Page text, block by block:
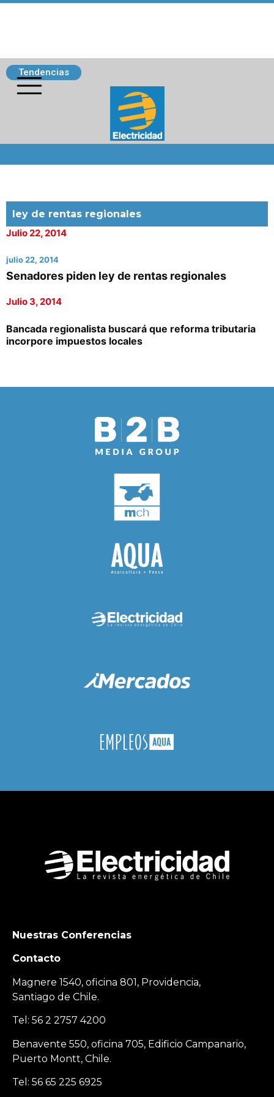
Tendencias
ley de rentas regionales
Julio 22, 2014
julio 22, 2014
Senadores piden ley de rentas regionales
Julio 3, 2014
Bancada regionalista buscará que reforma tributaria
incorpore impuestos locales
Nuestras Conferencias
Contacto
Magnere 1540, oficina 801, Providencia,
Santiago de Chile.
Tel: 56 2 2757 4200
Benavente 550, oficina 705, Edificio Campanario,
Puerto Montt, Chile.
Tel: 56 65 225 6925